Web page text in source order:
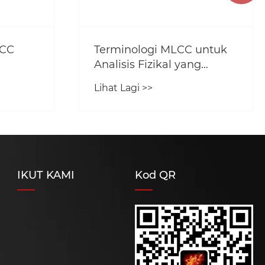
Terminologi MLCC untuk
Analisis Fizikal yang
Lihat Lagi >>
IKUT KAMI Kod QR